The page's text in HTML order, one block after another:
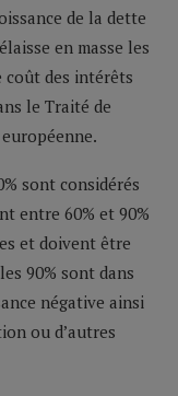
de la dette
en masse les
coût des intérêts
le Traité de
sont considérés
entre 60% et 90%
et doivent être
90% sont dans
négative ainsi
ou d’autres